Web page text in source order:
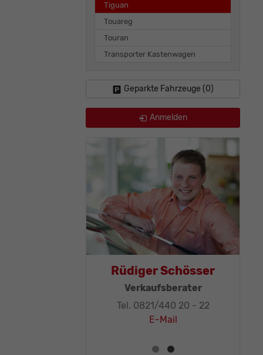
Tiguan
Touareg
Touran
Transporter Kastenwagen
Geparkte Fahrzeuge (0)
Anmelden
Thomas Mohr
Geschäftsleitung, KFZ-
Techniker-Meister
Tel. 0821/440 20 - 32